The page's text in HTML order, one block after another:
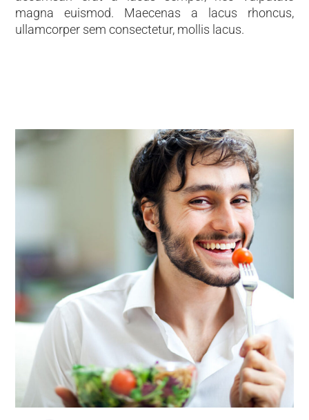
magna euismod. Maecenas a lacus rhoncus,
ullamcorper sem consectetur, mollis lacus.